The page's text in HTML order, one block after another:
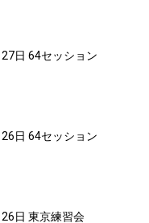
日 64セッション
日 64セッション
日 東京練習会